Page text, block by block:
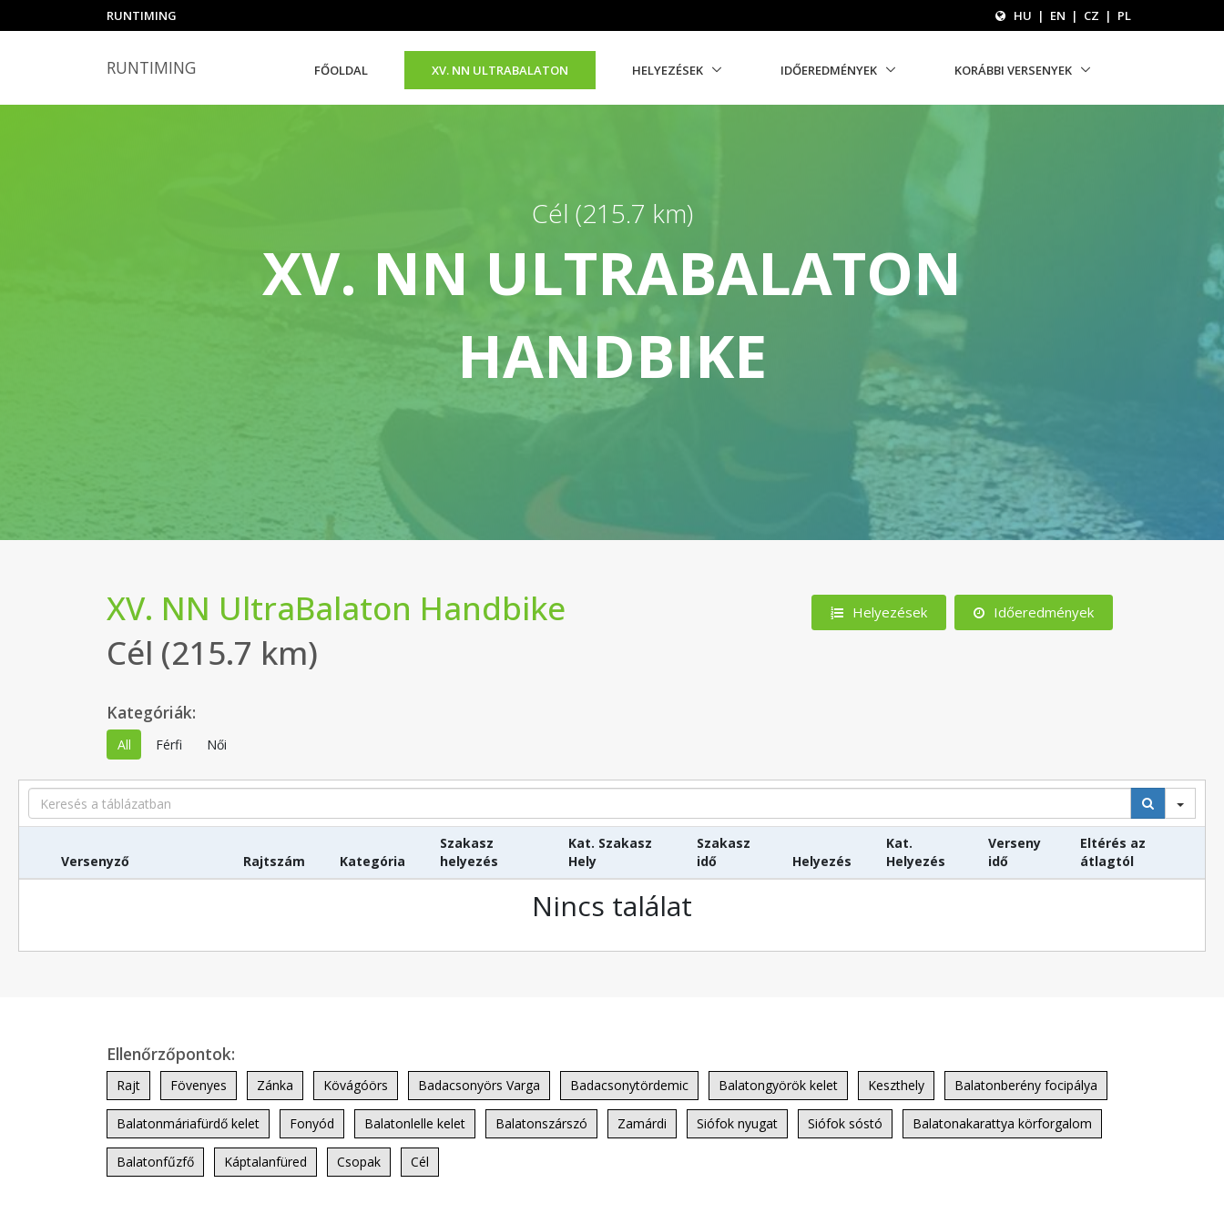
RUNTIMING HU | EN | CZ | PL
RUNTIMING FŐOLDAL XV. NN ULTRABALATON HELYEZÉSEK IDŐEREDMÉNYEK KORÁBBI VERSENYEK
Cél (215.7 km)
XV. NN ULTRABALATON
HANDBIKE
Helyezések Időeredmények
XV. NN UltraBalaton Handbike
Cél (215.7 km)
Kategóriák:
All Férfi Női
Search
Versenyző Rajtszám Kategória
Szakasz
helyezés
Kat. Szakasz
Hely
Szakasz
idő
Helyezés
Kat.
Helyezés
Verseny
idő
Eltérés az
átlagtól
Nincs találat
Ellenőrzőpontok:
Rajt Fövenyes Zánka Kövágóörs Badacsonyörs Varga Badacsonytördemic Balatongyörök kelet Keszthely Balatonberény focipálya
Balatonmáriafürdő kelet Fonyód Balatonlelle kelet Balatonszárszó Zamárdi Siófok nyugat Siófok sóstó Balatonakarattya körforgalom
Balatonfűzfő Káptalanfüred Csopak Cél